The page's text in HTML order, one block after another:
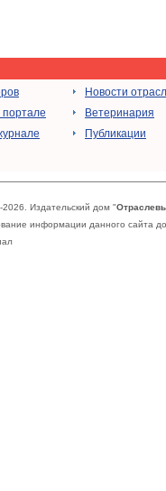
портале
Новости
Ветеринария
Публикации
Издательский дом "
информации данного сайта